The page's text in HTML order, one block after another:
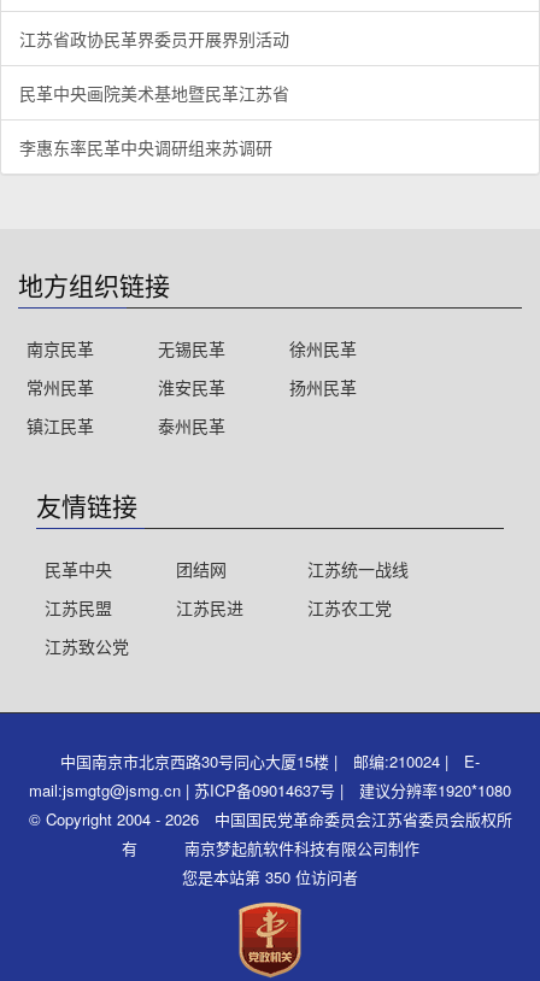
江苏省政协民革界委员开展界别活动
民革中央画院美术基地暨民革江苏省
李惠东率民革中央调研组来苏调研
地方组织链接
南京民革 无锡民革
徐州民革
常州民革
淮安民革
扬州民革
镇江民革
泰州民革
友情链接
民革中央 团结网
江苏统一战线
江苏民盟
江苏民进
江苏农工党
江苏致公党
中国南京市北京西路30号同心大厦15楼 | 邮编:210024 | E-
mail:jsmgtg@jsmg.cn | 苏ICP备09014637号 | 建议分辨率1920*1080
© Copyright 2004 - 2026 中国国民党革命委员会江苏省委员会版权所
有 南京梦起航软件科技有限公司制作
您是本站第 350 位访问者